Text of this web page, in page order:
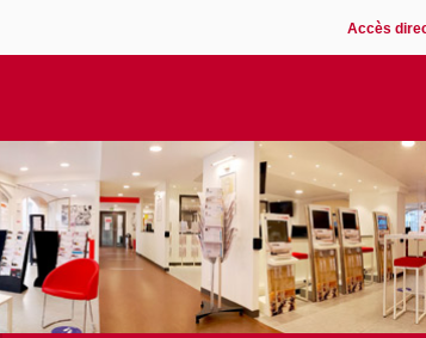
Accès